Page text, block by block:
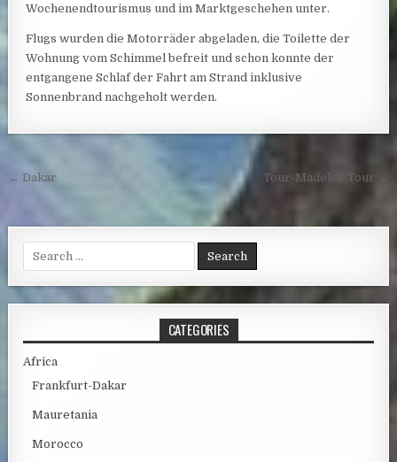
Wochenendtourismus und im Marktgeschehen unter.
Flugs wurden die Motorräder abgeladen, die Toilette der
Wohnung vom Schimmel befreit und schon konnte der
entgangene Schlaf der Fahrt am Strand inklusive
Sonnenbrand nachgeholt werden.
Post navigation
← Dakar Tour-Madeloc-Tour →
Search for:
CATEGORIES
Africa
Frankfurt-Dakar
Mauretania
Morocco